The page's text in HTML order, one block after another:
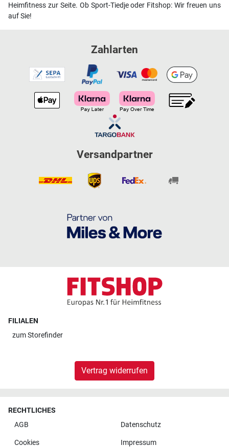
Heimfitness zur Seite. Ob Sport-Tiedje oder Fitshop: Wir freuen uns
auf Sie!
Zahlarten
Versandpartner
FILIALEN
zumStorefinder
Vertrag widerrufen
RECHTLICHES
AGB
Datenschutz
Cookies Impressum